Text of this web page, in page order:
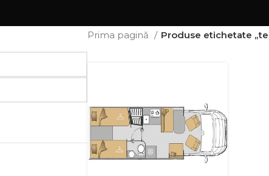
Prima pagină Produse etichetate